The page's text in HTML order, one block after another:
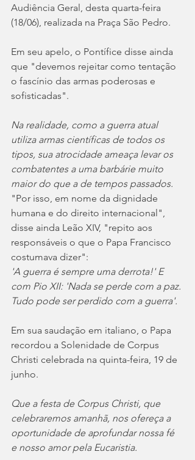
Audiência Geral, desta quarta-feira
(18/06), realizada na Praça São Pedro.
Em seu apelo, o Pontífice disse ainda
que "devemos rejeitar como tentação
o fascínio das armas poderosas e
sofisticadas".
Na realidade, como a guerra atual
utiliza armas científicas de todos os
tipos, sua atrocidade ameaça levar os
combatentes a uma barbárie muito
maior do que a de tempos passados.
"Por isso, em nome da dignidade
humana e do direito internacional",
disse ainda Leão XIV, "repito aos
responsáveis ​​o que o Papa Francisco
costumava dizer":
'A guerra é sempre uma derrota!' E
com Pio XII: 'Nada se perde com a paz.
Tudo pode ser perdido com a guerra'.
Em sua saudação em italiano, o Papa
recordou a Solenidade de Corpus
Christi celebrada na quinta-feira, 19 de
junho.
Que a festa de Corpus Christi, que
celebraremos amanhã, nos ofereça a
oportunidade de aprofundar nossa fé
e nosso amor pela Eucaristia.